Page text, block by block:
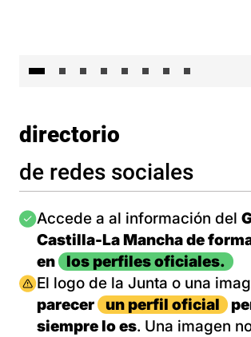
directorio
de redes sociales
Imagen
Accede a al información del
Castilla-La Mancha de
en
los perfiles oficiales.
Imagen
El logo de la Junta o una
parecer
un perfil oficial
siempre lo es. Una imagen